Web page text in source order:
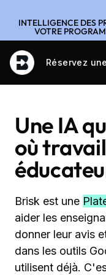
INTELLIGENCE DES
VOTRE
Réservez
Une IA
où
Brisk est une
aider les
donner leur avis
dans les outils
utilisent déjà.